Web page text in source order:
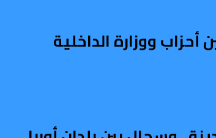
ووزارة الداخلية